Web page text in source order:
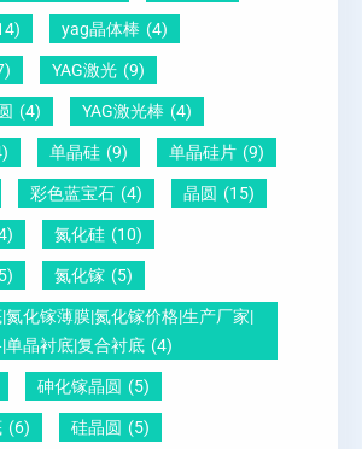
说
明
1
1
怎
么
测
压
电
晶
圆
钛
铅
晶
圆
yag晶体棒 (4)
YAG激光 (9)
(4) YAG激光棒 (4)
单晶硅 (9) 单晶硅片 (9)
彩色蓝宝石 (4) 晶圆 (15)
氮化硅 (10)
氮化镓 (5)
氮化镓薄膜|氮化镓价格|生产厂家|
单晶衬底|复合衬底 (4)
砷化镓晶圆 (5)
(6) 硅晶圆 (5)